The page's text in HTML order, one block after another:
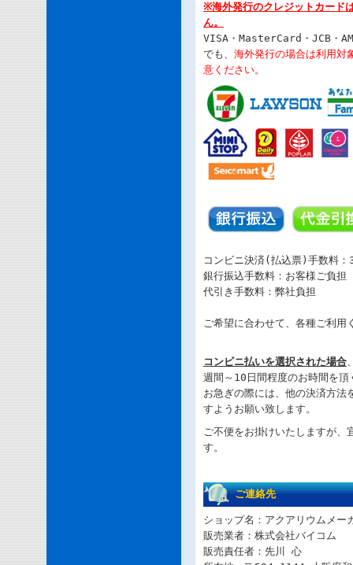
※海外発行のクレジットカード
ん。
VISA・MasterCard・JCB・
でも、 海外発行の場合は利用対
意ください。
コンビニ決済(払込票)手数料：
銀行振込手数料：お客様ご負担
代引き手数料：弊社負担
ご希望に合わせて、各種ご利用
コンビニ払いを選択された場合
週間～ 10 日間程度のお時間を
お急ぎの際には、他の決済方法
すようお願い致します。
ご不便をお掛けいたしますが、
す。
ご連絡先
ショップ名：アクアリウムメ
販売業者：株式会社バイコム
販売責任者：先川 心